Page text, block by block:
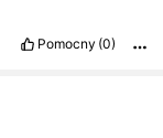
Pomocny (0)